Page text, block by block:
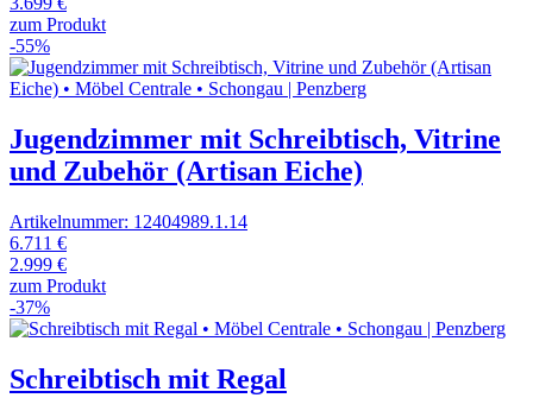
zum Produkt
-55%
Jugendzimmer mit Schreibtisch, Vitrine
und Zubehör (Artisan Eiche)
Artikelnummer: 12404989.1.14
6.711 €
2.999 €
zum Produkt
-37%
Schreibtisch mit Regal